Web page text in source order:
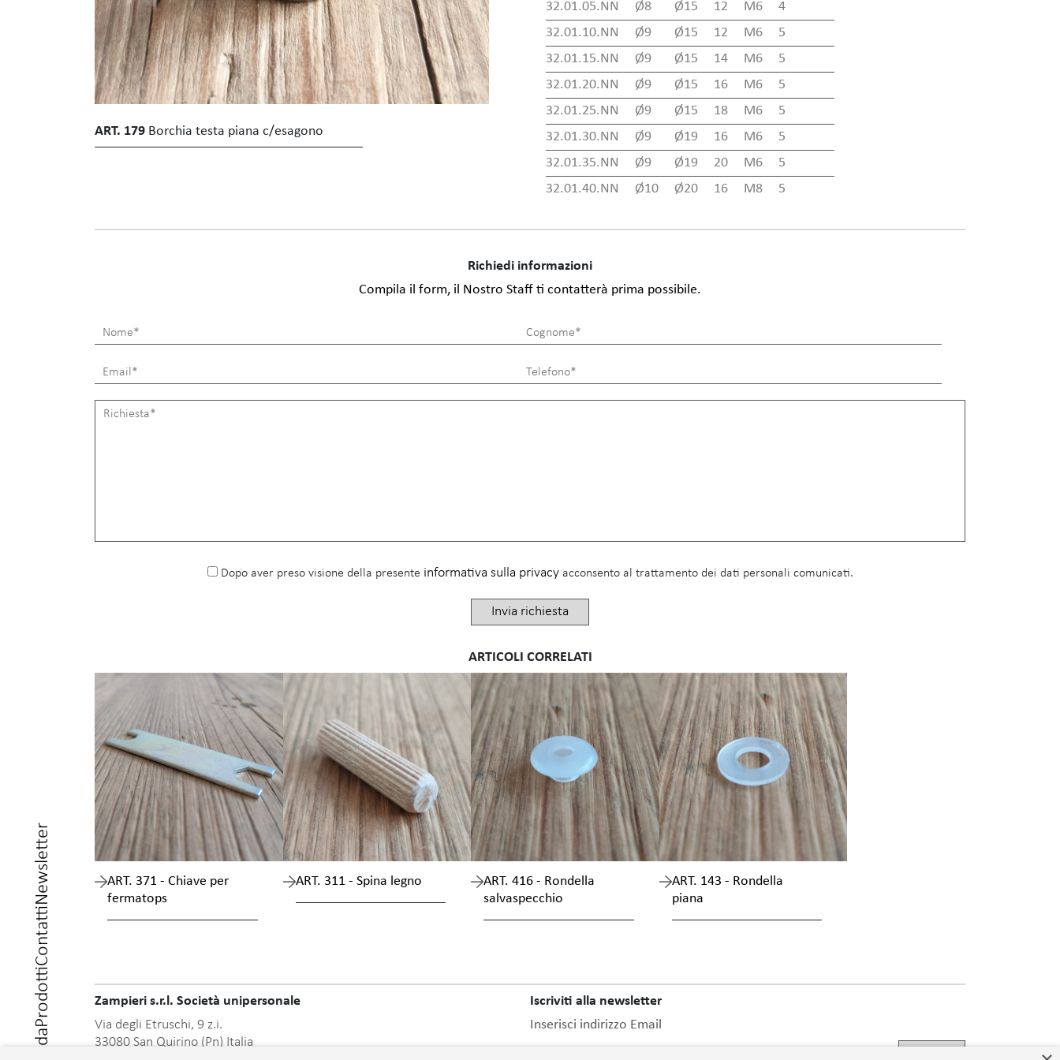
Prodotti
Contatti
Newsletter
ART. 179 Borchia testa piana c/esagono
32.01.05.NN
Ø8 Ø15 12 M6
4
32.01.10.NN
Ø9 Ø15 12 M6
5
32.01.15.NN
Ø9 Ø15 14 M6
5
32.01.20.NN
Ø9 Ø15 16 M6
5
32.01.25.NN
Ø9 Ø15 18 M6
5
32.01.30.NN
Ø9 Ø19 16 M6
5
32.01.35.NN
Ø9 Ø19 20 M6
5
32.01.40.NN
Ø10 Ø20 16 M8 5
Richiedi informazioni
Compila il form, il Nostro Staff ti contatterà prima possibile.
Dopo aver preso visione della presente informativa sulla privacyacconsento al trattamento dei dati personali comunicati.
ARTICOLI CORRELATI
ART. 371 - Chiave per
fermatops
ART. 311 - Spina legno
ART. 416 - Rondella
salvaspecchio
ART. 143 - Rondella
piana
Zampieri s.r.l. Società unipersonale
Via degli Etruschi, 9 z.i.
33080 San Quirino (Pn) Italia
Iscriviti alla newsletter
Inserisci indirizzo Email